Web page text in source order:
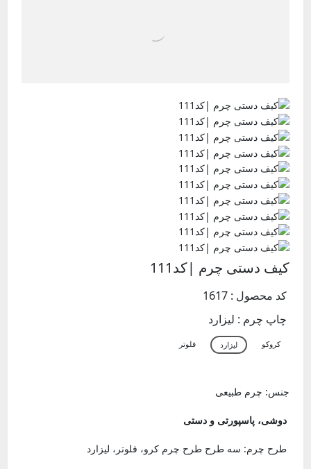
کیف دستی چرم |کد111
کد محصول : 1617
چاپ چرم : لیزارد
جنس: چرم طبیعی
دوشی، پاسپورتی و دستی
طرح چرم: سه طرح طرح چرم کرو، فلوتر، لیزارد